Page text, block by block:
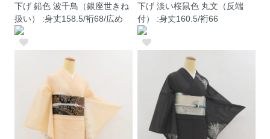
下げ 鉛色 波千鳥（銀座世きね
扱い） :身丈158.5/裄68/広め
下げ 淡い桜鼠色 丸文（反端
付） :身丈160.5/裄66